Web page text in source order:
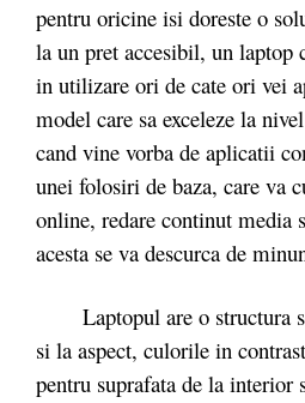
pentru oricine isi doreste o
la un pret accesibil, un laptop
in utilizare ori de cate ori vei
model care sa exceleze la
cand vine vorba de aplicatii
unei folosiri de baza, care va
online, redare continut media
acesta se va descurca de
Laptopul are o structura
si la aspect, culorile in
pentru suprafata de la